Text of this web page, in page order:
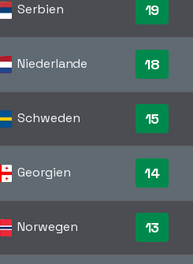
Serbien 19
Niederlande 18
Schweden 15
Georgien 14
Norwegen 13